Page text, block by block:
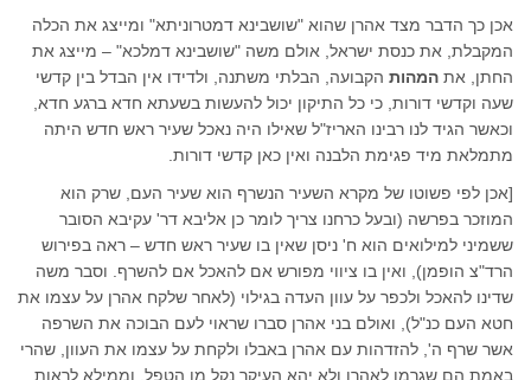
אכן כך הדבר מצד אהרן שהוא "שושבינא דמטרוניתא" ומייצג את הכלה
המקבלת, את כנסת ישראל, אולם משה "שושבינא דמלכא" – מייצג את
החתן, את המהות הקבועה, הבלתי משתנה, ולדידו אין הבדל בין קדשי
שעה וקדשי דורות, כי כל התיקון יכול להעשות בשעתא חדא ברגע חדא,
וכאשר הגיד לנו רבינו האריז"ל שאילו היה נאכל שעיר ראש חדש היתה
מתמלאת מיד פגימת הלבנה ואין כאן קדשי דורות.
[אכן לפי פשוטו של מקרא השעיר הנשרף הוא שעיר העם, שרק הוא
המוזכר בפרשה (ובעל כרחנו צריך לומר כן אליבא דר' עקיבא הסובר
ששמיני למילואים הוא ח' ניסן שאין בו שעיר ראש חדש – ראה בפירוש
הרד"צ הופמן), ואין בו ציווי מפורש אם להאכל אם להשרף. וסבר משה
שדינו להאכל ולכפר על עוון העדה בגילוי (לאחר שלקח אהרן על עצמו את
חטא העם כנ"ל), ואולם בני אהרן סברו שראוי לעם הבוכה את השרפה
אשר שרף ה', להזדהות עם אהרן באבלו ולקחת על עצמו את העוון, שהרי
באמת הם שגרמו לאהרן ולא יהא העיקר נקל מן הטפל, וממילא לראות